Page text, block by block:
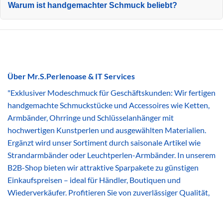
Warum ist handgemachter Schmuck beliebt?
Über Mr.S.Perlenoase & IT Services
"Exklusiver Modeschmuck für Geschäftskunden: Wir fertigen
handgemachte Schmuckstücke und Accessoires wie Ketten,
Armbänder, Ohrringe und Schlüsselanhänger mit
hochwertigen Kunstperlen und ausgewählten Materialien.
Ergänzt wird unser Sortiment durch saisonale Artikel wie
Strandarmbänder oder Leuchtperlen-Armbänder. In unserem
B2B-Shop bieten wir attraktive Sparpakete zu günstigen
Einkaufspreisen – ideal für Händler, Boutiquen und
Wiederverkäufer. Profitieren Sie von zuverlässiger Qualität,